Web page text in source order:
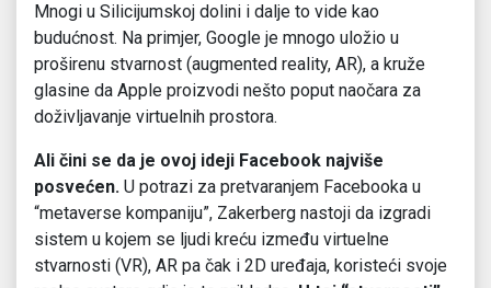
Mnogi u Silicijumskoj dolini i dalje to vide kao
budućnost. Na primjer, Google je mnogo uložio u
proširenu stvarnost (augmented reality, AR), a kruže
glasine da Apple proizvodi nešto poput naočara za
doživljavanje virtuelnih prostora.
Ali čini se da je ovoj ideji Facebook najviše
posvećen. U potrazi za pretvaranjem Facebooka u
“metaverse kompaniju”, Zakerberg nastoji da izgradi
sistem u kojem se ljudi kreću između virtuelne
stvarnosti (VR), AR pa čak i 2D uređaja, koristeći svoje